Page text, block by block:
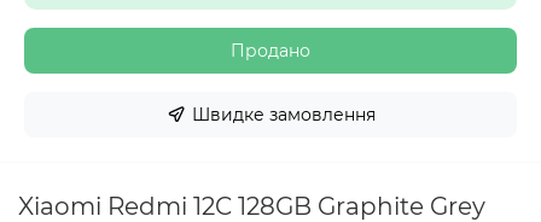
Продано
Швидке замовлення
Xiaomi Redmi 12C 128GB Graphite Grey